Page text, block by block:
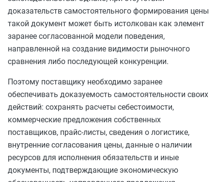
доказательств самостоятельного формирования цены
такой документ может быть истолкован как элемент
заранее согласованной модели поведения,
направленной на создание видимости рыночного
сравнения либо последующей конкуренции.
Поэтому поставщику необходимо заранее
обеспечивать доказуемость самостоятельности своих
действий: сохранять расчеты себестоимости,
коммерческие предложения собственных
поставщиков, прайс-листы, сведения о логистике,
внутренние согласования цены, данные о наличии
ресурсов для исполнения обязательств и иные
документы, подтверждающие экономическую